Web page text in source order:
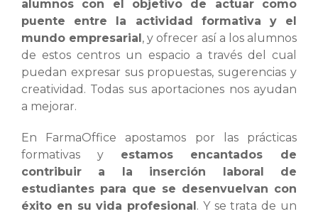
alumnos con el objetivo de actuar como
puente entre la actividad formativa y el
mundo empresarial , y ofrecer así a los alumnos
de estos centros un espacio a través del cual
puedan expresar sus propuestas, sugerencias y
creatividad. Todas sus aportaciones nos ayudan
a mejorar.
En FarmaOffice apostamos por las prácticas
formativas y estamos encantados de
contribuir a la inserción laboral de
estudiantes para que se desenvuelvan con
éxito en su vida profesional . Y se trata de un